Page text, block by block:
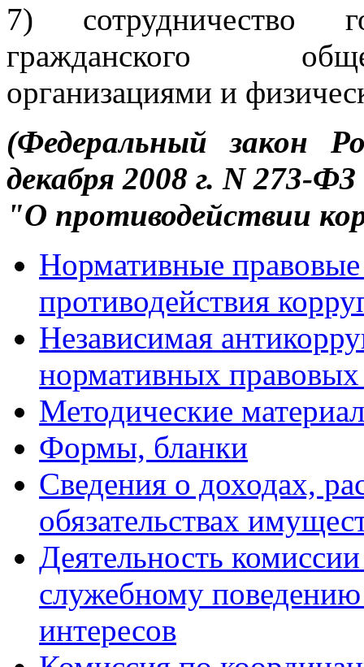
7) сотрудничество
гражданского
организациями и
(Федеральный закон
декабря 2008 г. N 273-ФЗ
"О противодействии
Нормативные
противодействия
Независимая
нормативных правовых
Методические
Формы, бланки
Сведения о доходах,
обязательствах
Деятельность
служебному
интересов